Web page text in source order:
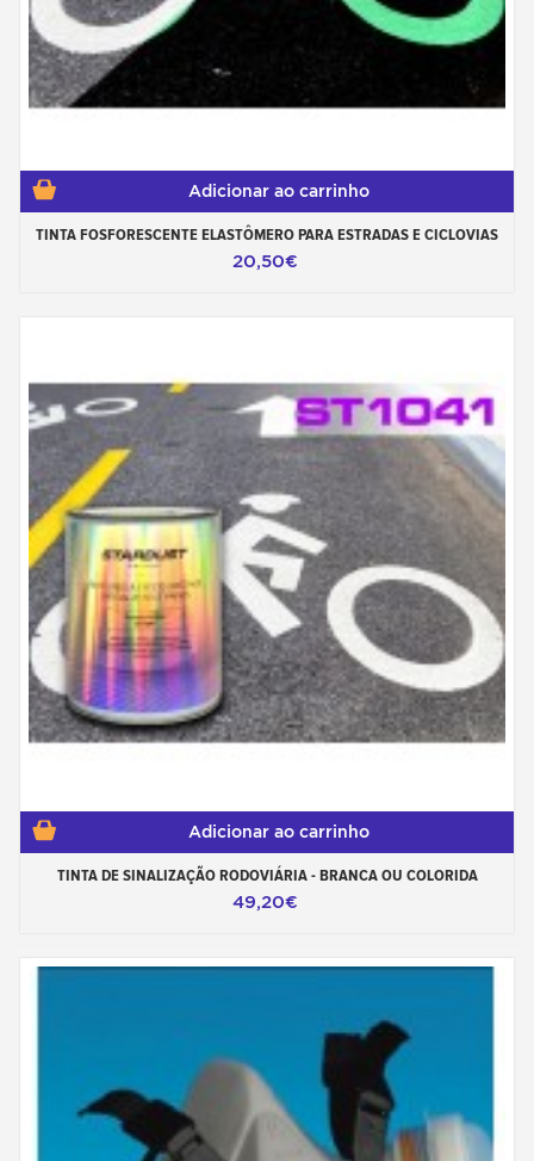
Adicionar ao carrinho
TINTA FOSFORESCENTE ELASTÔMERO PARA ESTRADAS E CICLOVIAS
20,50€
Adicionar ao carrinho
TINTA DE SINALIZAÇÃO RODOVIÁRIA - BRANCA OU COLORIDA
49,20€